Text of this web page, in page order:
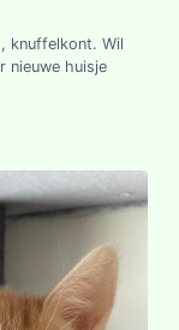
knuffelkont. Wil
nieuwe huisje